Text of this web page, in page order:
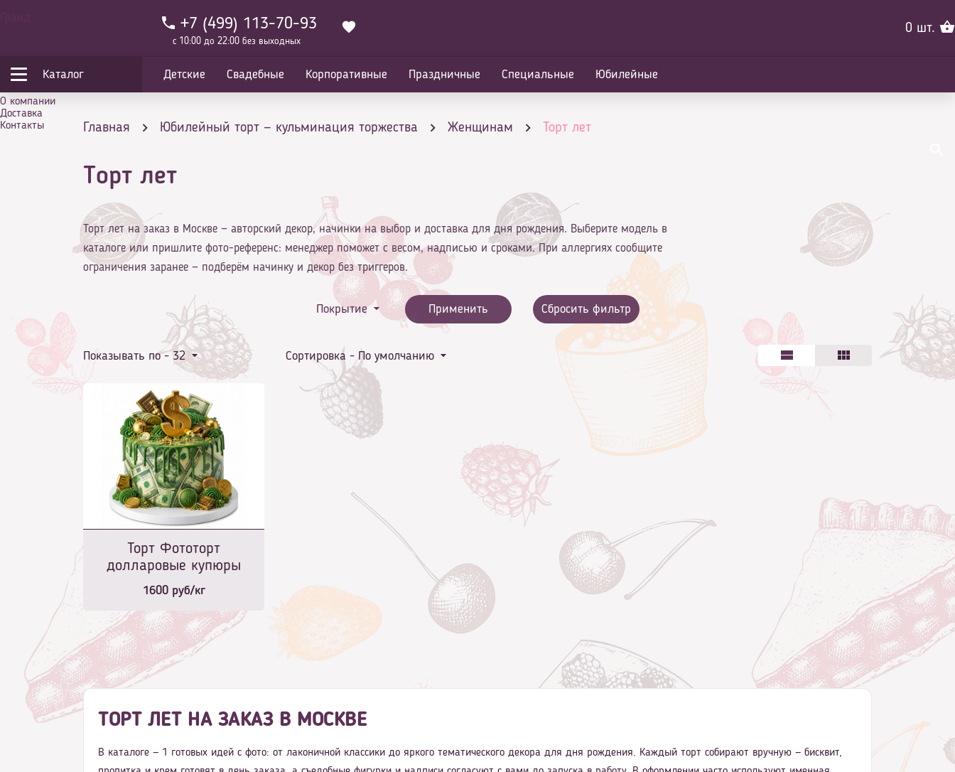
+7 (499) 113-70-93
с 10:00 до 22:00 без выходных
0 шт.
Каталог Детские Свадебные Корпоративные Праздничные Специальные Юбилейные
О компании
Доставка
Контакты
Главная Юбилейный торт — кульминация торжества Женщинам Торт лет
Торт лет
Торт лет на заказ в Москве — авторский декор, начинки на выбор и доставка для дня рождения. Выберите модель в
каталоге или пришлите фото-референс: менеджер поможет с весом, надписью и сроками. При аллергиях сообщите
ограничения заранее — подберём начинку и декор без триггеров.
Покрытие Применить Сбросить фильтр
Показывать по - 32 Сортировка -По умолчанию
Торт Фототорт
долларовые купюры
1600руб/кг
ТОРТ ЛЕТ НА ЗАКАЗ В МОСКВЕ
В каталоге — 1 готовых идей с фото: от лаконичной классики до яркого тематического декора для дня рождения. Каждый торт собирают вручную — бисквит,